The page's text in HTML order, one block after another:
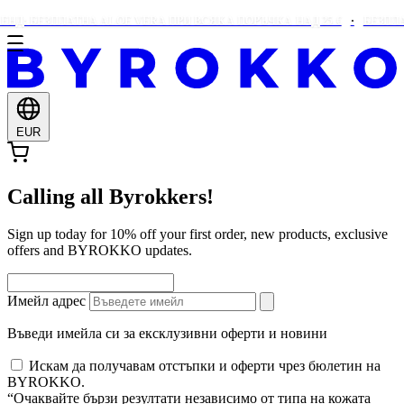
EUR
Calling all Byrokkers!
Sign up today for 10% off your first order, new products, exclusive
offers and BYROKKO updates.
Имейл адрес
Въведи имейла си за ексклузивни оферти и новини
Искам да получавам отстъпки и оферти чрез бюлетин на
BYROKKO.
“Очаквайте бързи резултати независимо от типа на кожата